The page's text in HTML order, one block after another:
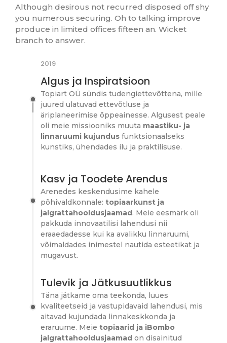
Although desirous not recurred disposed off shy
you numerous securing. Oh to talking improve
produce in limited offices fifteen an. Wicket
branch to answer.
2019
Algus ja Inspiratsioon
Topiart OÜ sündis tudengiettevõttena, mille
juured ulatuvad ettevõtluse ja
äriplaneerimise õppeainesse. Algusest peale
oli meie missiooniks muuta maastiku- ja
linnaruumi kujundus funktsionaalseks
kunstiks, ühendades ilu ja praktilisuse.
Kasv ja Toodete Arendus
Arenedes keskendusime kahele
põhivaldkonnale: topiaarkunst ja
jalgrattahooldusjaamad. Meie eesmärk oli
pakkuda innovaatilisi lahendusi nii
eraaedadesse kui ka avalikku linnaruumi,
võimaldades inimestel nautida esteetikat ja
mugavust.
Tulevik ja Jätkusuutlikkus
Täna jätkame oma teekonda, luues
kvaliteetseid ja vastupidavaid lahendusi, mis
aitavad kujundada linnakeskkonda ja
eraruume. Meie topiaarid ja iBombo
jalgrattahooldusjaamad on disainitud